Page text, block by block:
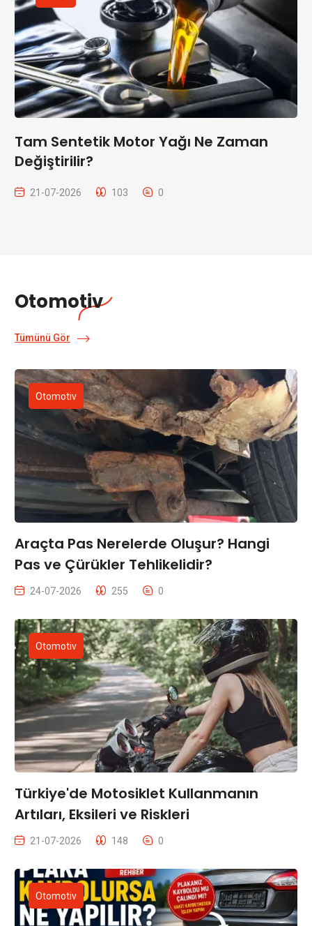
Tam Sentetik Motor Yağı Ne Zaman
Değiştirilir?
21-07-2026 103 0
Otomotiv
Tümünü Gör
Otomotiv
Araçta Pas Nerelerde Oluşur? Hangi
Pas ve Çürükler Tehlikelidir?
24-07-2026 255 0
Otomotiv
Türkiye'de Motosiklet Kullanmanın
Artıları, Eksileri ve Riskleri
21-07-2026 148 0
Otomotiv